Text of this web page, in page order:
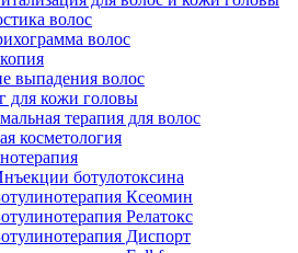
волос
волос
выпадения волос
для кожи головы
терапия для волос
косметология
ботулотоксина
Ксеомин
Релатокс
Диспорт